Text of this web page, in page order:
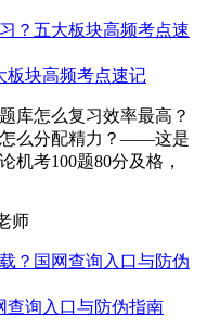
板块高频考点速记
库怎么复习效率最高？
怎么分配精力？——这是
机考100题80分及格，
师
查询入口与防伪指南